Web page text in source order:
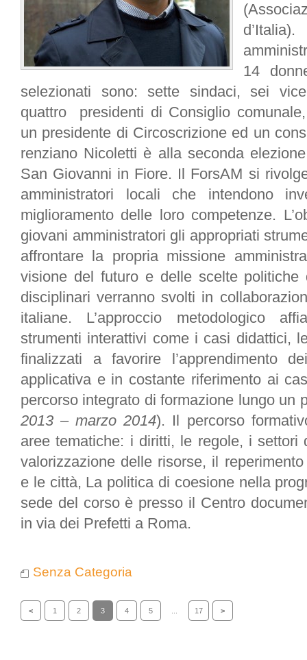
14
selezionati sono: sette sindaci, sei
quattro presidenti di Consiglio
un presidente di Circoscrizione ed un
renziano Nicoletti è alla seconda
San Giovanni in Fiore. Il ForsAM si
amministratori locali che intendono
miglioramento delle loro competenze.
giovani amministratori gli appropriati
affrontare la propria missione
visione del futuro e delle scelte
disciplinari verranno svolti in
italiane. L’approccio metodologico
strumenti interattivi come i casi didattici,
finalizzati a favorire l’apprendimento
applicativa e in costante riferimento ai
percorso integrato di formazione lungo un
2013 – marzo 2014). Il percorso
aree tematiche: i diritti, le regole, i
valorizzazione delle risorse, il
e le città, La politica di coesione nella
sede del corso è presso il Centro
in via dei Prefetti a Roma.
Senza Categoria
< 1 2 3 4 5 17 >